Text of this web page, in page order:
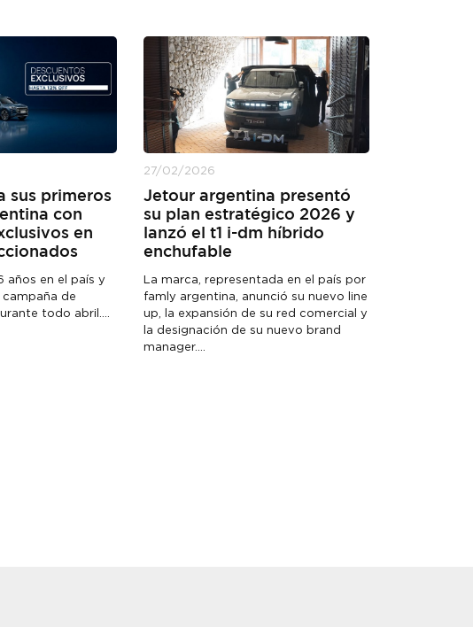
sus primeros
con
en
años en el país y
campaña de
todo abril....
27/02/2026
Jetour argentina presentó
su plan estratégico 2026 y
lanzó el t1 i-dm híbrido
enchufable
La marca, representada en el país por
famly argentina, anunció su nuevo line
up, la expansión de su red comercial y
la designación de su nuevo brand
manager....